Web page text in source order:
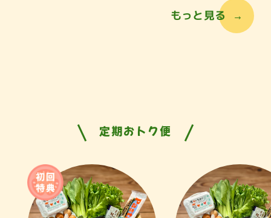
もっと見る
定期おトク便